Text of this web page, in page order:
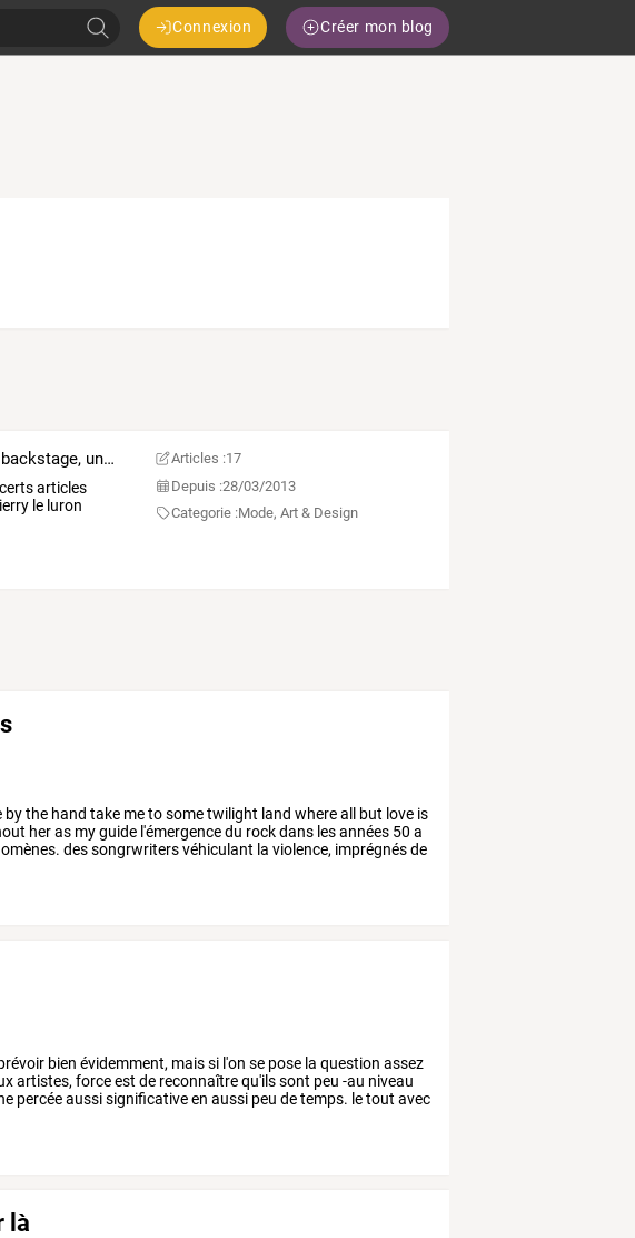
Connexion Créer mon blog
Chroniques en off, instantanés backstage, un autre regard sur des artistes
articles
leluron
Articles :17
Depuis :28/03/2013
Categorie :Mode, Art & Design
bythe hand take metosometwilight land whereall but love is
heras myguide l'émergencedu rockdans lesannées 50 a
dessongrwritersvéhiculant la violence, imprégnésde
bien évidemment, maissi l'on se pose la question assez
artistes, forceest de reconnaîtrequ'ilssont peu -au niveau
percéeaussisignificativeen aussi peu detemps. letout avec
là